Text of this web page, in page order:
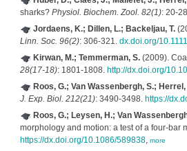
sharks? Physiol. Biochem. Zool. 82(1): 20-
Jordaens, K.; Dillen, L.; Backeljau, T.
Linn. Soc. 96(2): 306-321. dx.doi.org/
Kirwan, M.; Temmerman, S.(2009).
28(17-18): 1801-1808. http://dx.doi.org/
Roos, G.; Van Wassenbergh, S.;
J. Exp. Biol. 212(21): 3490-3498. https://
Roos, G.; Leysen, H.; Van
morphology and motion: a test of a four-bar
https://dx.doi.org/10.1086/589838, more